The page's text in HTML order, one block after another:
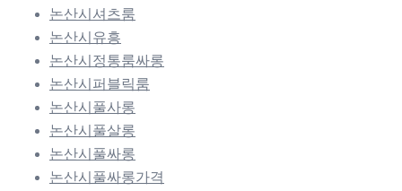
논산시셔츠룸
논산시유흥
논산시정통룸싸롱
논산시퍼블릭룸
논산시풀사롱
논산시풀살롱
논산시풀싸롱
논산시풀싸롱가격